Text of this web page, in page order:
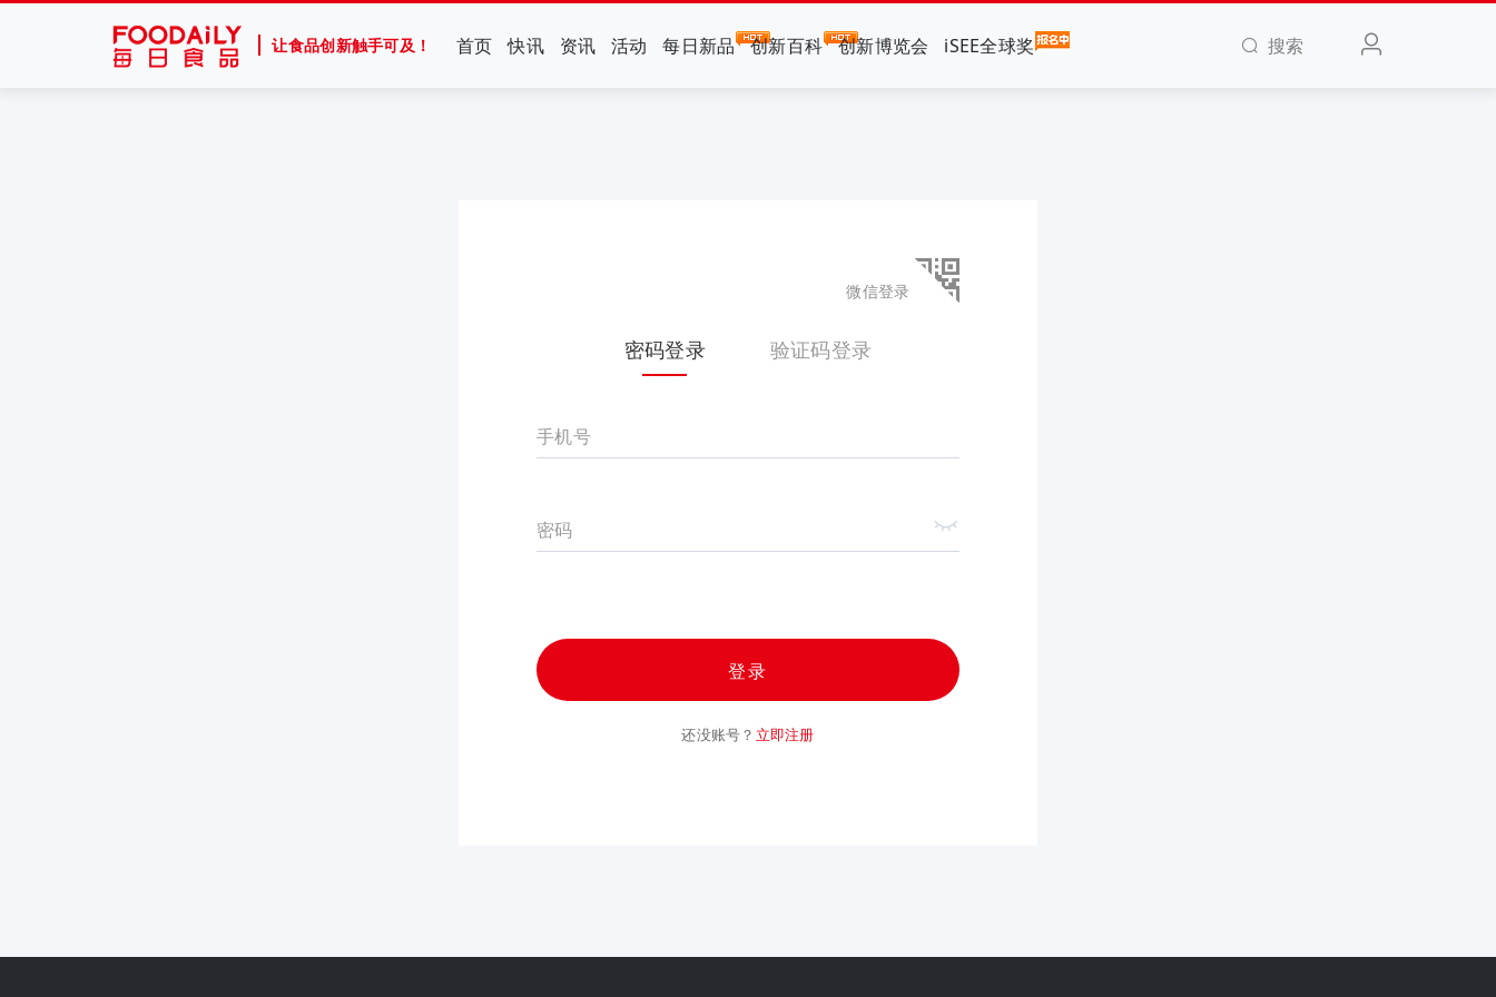
让食品创新触手可及！ 首页 快讯 资讯 活动 每日新品 创新百科 创新博览会 iSEE全球奖 搜索
微信登录
密码登录 验证码登录
手机号
密码
登录
还没账号？ 立即注册